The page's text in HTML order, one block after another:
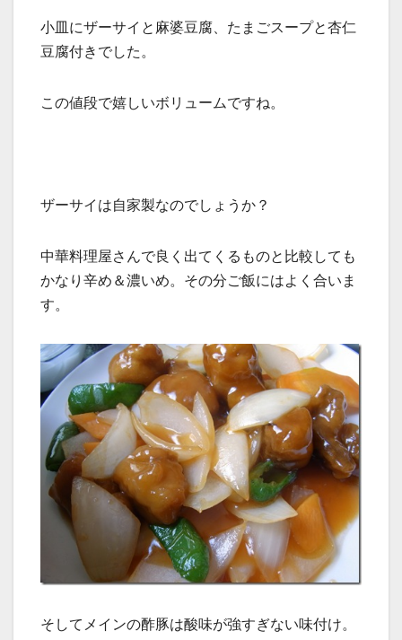
小皿にザーサイと麻婆豆腐、たまごスープと杏仁
豆腐付きでした。
この値段で嬉しいボリュームですね。
ザーサイは自家製なのでしょうか？
中華料理屋さんで良く出てくるものと比較しても
かなり辛め＆濃いめ。その分ご飯にはよく合いま
す。
そしてメインの酢豚は酸味が強すぎない味付け。